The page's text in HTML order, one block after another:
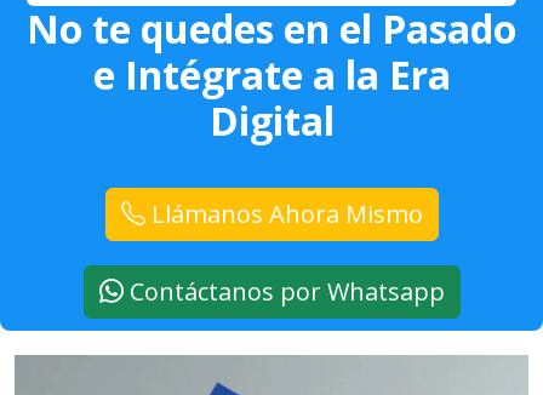
No te quedes en el Pasado
e Intégrate a la Era
Digital
Llámanos Ahora Mismo
Contáctanos por Whatsapp